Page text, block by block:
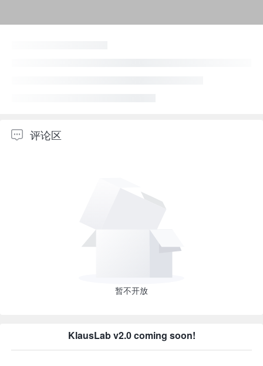
评论区
暂不开放
KlausLab v2.0 coming soon!